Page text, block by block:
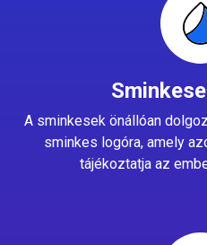
A sminkesek önállóan
sminkes logóra, amely
tájékoztatja az